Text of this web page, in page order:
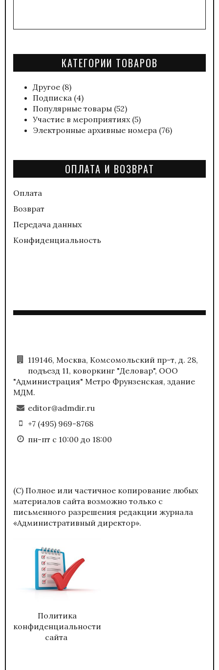
КАТЕГОРИИ ТОВАРОВ
Другое (8)
Подписка (4)
Популярные товары (52)
Участие в мероприятиях (5)
Электронные архивные номера (76)
ОПЛАТА И ВОЗВРАТ
Оплата
Возврат
Передача данных
Конфиденциальность
119146, Москва, Комсомольский пр-т, д. 28,
подъезд 11, коворкинг "Деловар", ООО
"Администрация" Метро Фрунзенская, здание
МДМ.
editor@admdir.ru
+7 (495) 969-8768
пн-пт с 10:00 до 18:00
(С) Полное или частичное копирование любых
материалов сайта возможно только с
письменного разрешения редакции журнала
«Административный директор».
Политика
конфиденциальности
сайта